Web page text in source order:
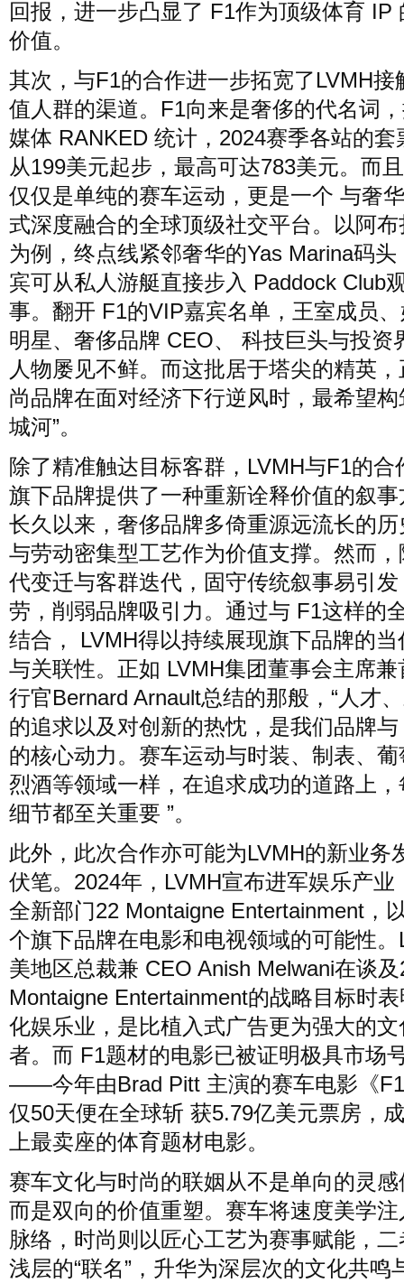
回报，进一步凸显了 F1作为顶级体育 IP
价值。
其次，与F1的合作进一步拓宽了LVMH接
值人群的渠道。F1向来是奢侈的代名词
媒体 RANKED 统计，2024赛季各站的套
从199美元起步，最高可达783美元。而
仅仅是单纯的赛车运动，更是一个 与奢
式深度融合的全球顶级社交平台。以阿
为例，终点线紧邻奢华的Yas Marina码头
宾可从私人游艇直接步入 Paddock Club
事。翻开 F1的VIP嘉宾名单，王室成员
明星、奢侈品牌 CEO、 科技巨头与投资
人物屡见不鲜。而这批居于塔尖的精英
尚品牌在面对经济下行逆风时，最希望构
城河”。
除了精准触达目标客群，LVMH与F1的合
旗下品牌提供了一种重新诠释价值的叙
长久以来，奢侈品牌多倚重源远流长的
与劳动密集型工艺作为价值支撑。然而
代变迁与客群迭代，固守传统叙事易引
劳，削弱品牌吸引力。通过与 F1这样的
结合， LVMH得以持续展现旗下品牌的当
与关联性。正如 LVMH集团董事会主席兼
行官Bernard Arnault总结的那般，“人才
的追求以及对创新的热忱，是我们品牌
的核心动力。赛车运动与时装、制表、
烈酒等领域一样，在追求成功的道路上
细节都至关重要 ”。
此外，此次合作亦可能为LVMH的新业务
伏笔。2024年，LVMH宣布进军娱乐产业
全新部门22 Montaigne Entertainment，
个旗下品牌在电影和电视领域的可能性。
美地区总裁兼 CEO Anish Melwani在谈及
Montaigne Entertainment的战略目标时
化娱乐业，是比植入式广告更为强大的
者。而 F1题材的电影已被证明极具市场
——今年由Brad Pitt 主演的赛车电影《
仅50天便在全球斩 获5.79亿美元票房，
上最卖座的体育题材电影。
赛车文化与时尚的联姻从不是单向的灵
而是双向的价值重塑。赛车将速度美学
脉络，时尚则以匠心工艺为赛事赋能，
浅层的“联名”，升华为深层次的文化共鸣